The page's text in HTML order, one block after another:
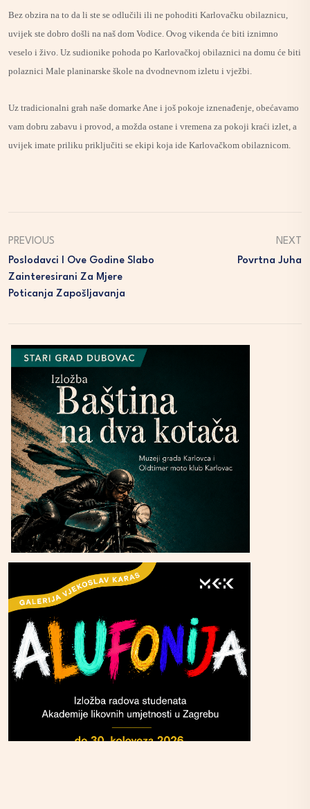
Bez obzira na to da li ste se odlučili ili ne pohoditi Karlovačku obilaznicu,
uvijek ste dobro došli na naš dom Vodice. Ovog vikenda će biti iznimno
veselo i živo. Uz sudionike pohoda po Karlovačkoj obilaznici na domu će biti
polaznici Male planinarske škole na dvodnevnom izletu i vježbi.
Uz tradicionalni grah naše domarke Ane i još pokoje iznenađenje, obećavamo
vam dobru zabavu i provod, a možda ostane i vremena za pokoji kraći izlet, a
uvijek imate priliku priključiti se ekipi koja ide Karlovačkom obilaznicom.
PREVIOUS
Poslodavci I Ove Godine Slabo
Zainteresirani Za Mjere
Poticanja Zapošljavanja
NEXT
Povrtna Juha